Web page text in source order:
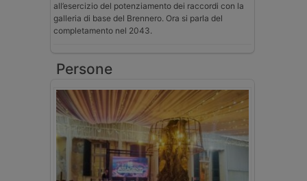
all’esercizio del potenziamento dei raccordi con la
galleria di base del Brennero. Ora si parla del
completamento nel 2043.
Persone